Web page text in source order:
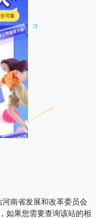
南省发展和改革委员会
如果您需要查询该站的相